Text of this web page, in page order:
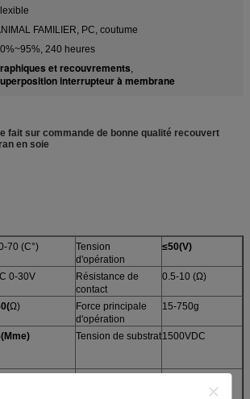
FAMILIER, PC, coutume
240 heures
et recouvrements,
interrupteur à membrane
fait sur commande de bonne qualité recouvert
en soie
70 (C°)
Tension
d'opération
≤50(V)
0-30V
Résistance de
contact
0.5-10 (Ω)
Ω)
Force principale
d'opération
15-750g
Tension de substrat1500VDC